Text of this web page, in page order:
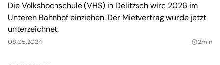
Die Volkshochschule (VHS) in Delitzsch wird 2026 im
Unteren Bahnhof einziehen. Der Mietvertrag wurde jetzt
unterzeichnet.
08.05.2024 query_builder2min